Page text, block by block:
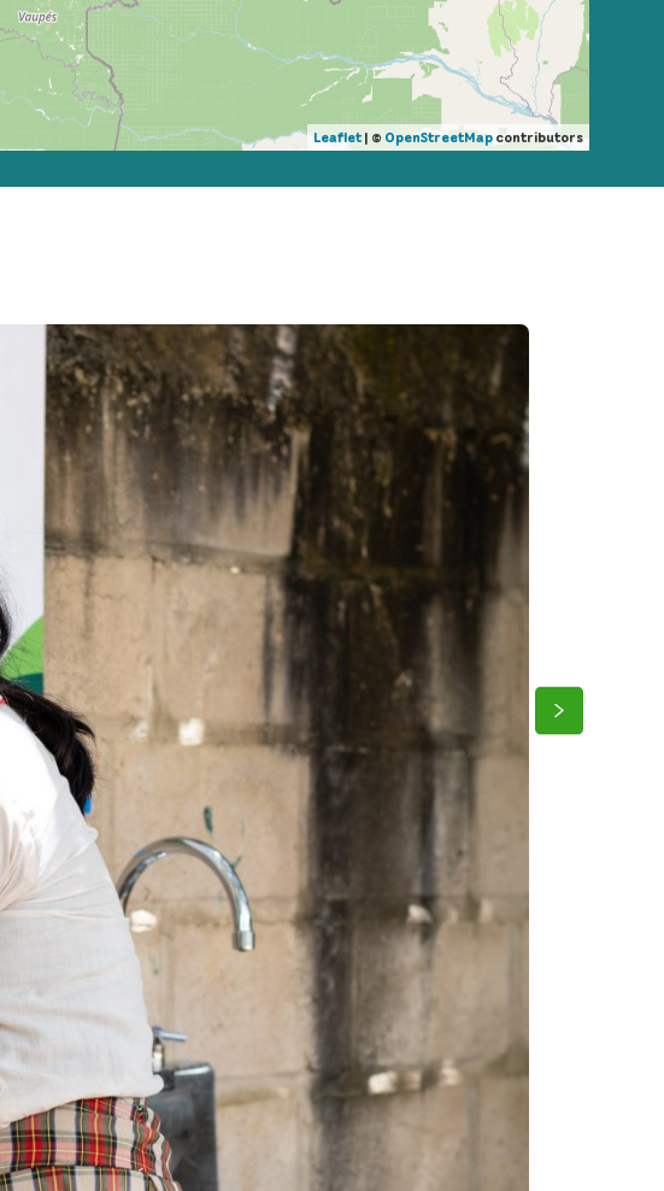
Leaflet | © OpenStreetMap contributors